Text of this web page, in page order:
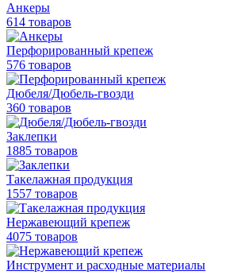
Анкеры
614 товаров
Перфорированный крепеж
576 товаров
Дюбеля/Дюбель-гвозди
360 товаров
Заклепки
1885 товаров
Такелажная продукция
1557 товаров
Нержавеющий крепеж
4075 товаров
Инструмент и расходные материалы